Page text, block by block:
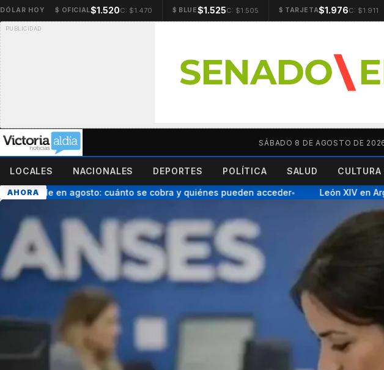
DÓLAR HOY $ OFICIAL$1.520C: $1.470 $ BLUE$1.525C: $1.505 $ TARJETA$1.976C: $1.911
SÁBADO 8 DE AGOSTO DE
LOCALES NACIONALES DEPORTES POLÍTICA SALUD CULTURA
AHORA
triple en agosto: cuánto se cobra y quiénes pueden acceder● León XIV en